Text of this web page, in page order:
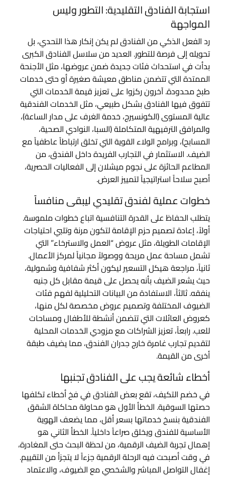
استجابة الفنادق التقليدية: التطور وليس
المواجهة
رد الفعل الذكي من الفنادق لم يكن إنكار هذا التحدي، بل
تحويله إلى فرصة للتطور. العديد من سلاسل الفنادق الكبرى
بدأت في استحداث فئات جديدة ضمن عروضها، مثل الأجنحة
الممتدة التي تتضمن مناطق معيشة صغيرة أو حتى خدمات
طبخ محدودة. آخرون ركزوا على تعزيز قيمة الخدمات التي
تتفوق فيها الفنادق بشكل طبيعي، مثل الخدمات الفندقية
عالية المستوى (الكونسيرج، خدمة الغرف على مدار الساعة)،
والمرافق الترفيهية المتكاملة (السبا، النوادي الصحية،
المسابح)، وبرامج الولاء القوية التي تخلق ارتباطاً عاطفياً مع
الضيف. الاستثمار في التجارب الفريدة داخل الفندق، من
المطاعم الحائزة على نجوم ميشلان إلى الفعاليات الحصرية،
أصبح سلاحاً استراتيجياً لتمييز العرض.
خطوات عملية لفندق تقليدي ليبقى منافساً
يتطلب الحفاظ على القدرة التنافسية اتباع خطوات ملموسة.
أولاً، إعادة تصميم حزم الإقامة لتكون مرنة وتلبي احتياجات
الإقامات الطويلة، مثل عروض “العمل والاسترخاء” التي
تشمل مساحة عمل مريحة ووصولاً مجانياً لمركز الأعمال.
ثانياً، مراجعة هيكل التسعير ليكون أكثر شفافية وشمولية،
حيث يشعر الضيف بأنه يحصل على قيمة مقابل كل جنيه
ينفقه. ثالثاً، الاستفادة من البيانات التحليلية لفهم فئات
الضيوف المختلفة وتصميم عروض مخصصة لكل منها،
كعروض العائلات التي تتضمن أنشطة للأطفال ومساحات
للعب. رابعاً، تعزيز الشراكات مع مزودي الخدمات المحلية
لتقديم تجارب غامرة خارج جدران الفندق، مما يضيف طبقة
أخرى من القيمة.
أخطاء شائعة يجب على الفنادق تجنبها
في خضم التكيف، تقع بعض الفنادق في فخ أخطاء تكلفها
حصتها السوقية. الخطأ الأول هو محاولة محاكاة الشقق
الفندقية بنسخ خدماتها بسعر أقل، مما يضعف الهوية
الأساسية للفندق ويخلق صراعاً داخلياً. الخطأ الثاني هو
إهمال تجربة الضيف الرقمية، من لحظة البحث حتى المغادرة،
في وقت أصبحت فيه الرحلة الرقمية جزءاً لا يتجزأ من التقييم.
إغفال التواصل المباشر والشخصي مع الضيوف، والاعتماد